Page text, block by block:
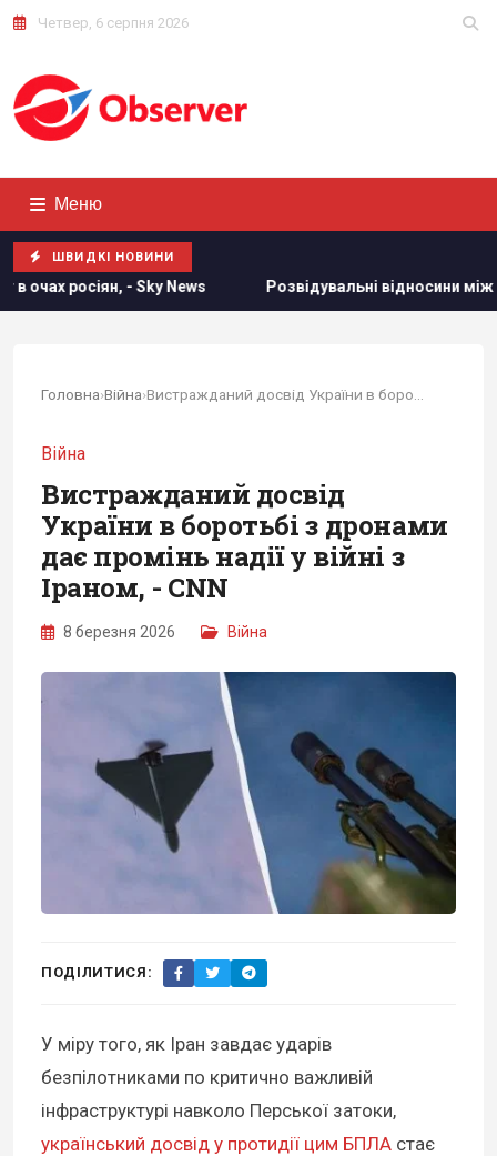
Четвер, 6 серпня 2026
Меню
ШВИДКІ НОВИНИ
Розвідувальні відносини між США та Україною
Головна›Війна›
Війна
Вистражданий досвід
України в боротьбі з дронами
дає промінь надії у війні з
Іраном, - CNN
8 березня 2026 Війна
ПОДІЛИТИСЯ:
У міру того, як Іран завдає ударів
безпілотниками по критично важливій
інфраструктурі навколо Перської затоки,
український досвід у протидії цим БПЛА стає